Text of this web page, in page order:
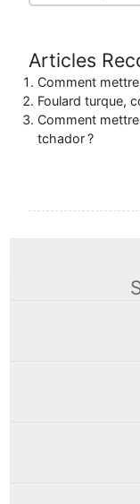
Articles
Comment
Foulard turque,
Comment
tchador ?